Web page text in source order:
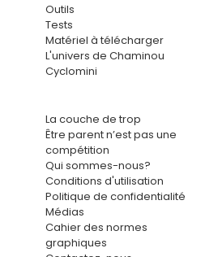
Outils
Tests
Matériel à télécharger
L'univers de Chaminou
Cyclomini
La couche de trop
Être parent n’est pas une
compétition
Qui sommes-nous?
Conditions d'utilisation
Politique de confidentialité
Médias
Cahier des normes
graphiques